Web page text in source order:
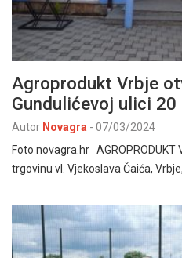
Agroprodukt Vrbje
Gundulićevoj ulici 20
Autor Novagra - 07/03/2024
Foto novagra.hr AGROPRODUKT
trgovinu vl. Vjekoslava Čaića,